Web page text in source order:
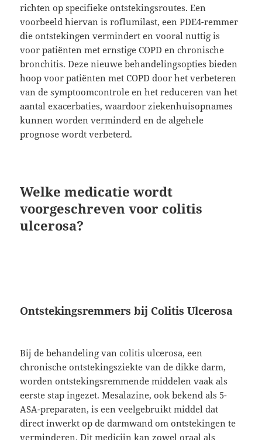
richten op specifieke ontstekingsroutes. Een
voorbeeld hiervan is roflumilast, een PDE4-remmer
die ontstekingen vermindert en vooral nuttig is
voor patiënten met ernstige COPD en chronische
bronchitis. Deze nieuwe behandelingsopties bieden
hoop voor patiënten met COPD door het verbeteren
van de symptoomcontrole en het reduceren van het
aantal exacerbaties, waardoor ziekenhuisopnames
kunnen worden verminderd en de algehele
prognose wordt verbeterd.
Welke medicatie wordt
voorgeschreven voor colitis
ulcerosa?
Ontstekingsremmers bij Colitis Ulcerosa
Bij de behandeling van colitis ulcerosa, een
chronische ontstekingsziekte van de dikke darm,
worden ontstekingsremmende middelen vaak als
eerste stap ingezet. Mesalazine, ook bekend als 5-
ASA-preparaten, is een veelgebruikt middel dat
direct inwerkt op de darmwand om ontstekingen te
verminderen. Dit medicijn kan zowel oraal als